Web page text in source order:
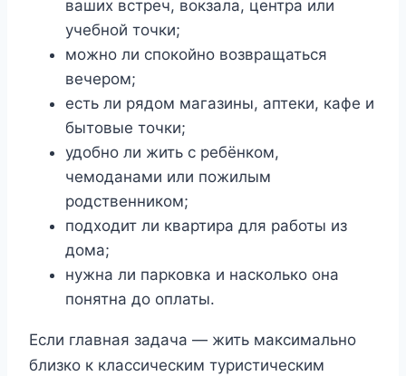
ваших встреч, вокзала, центра или
учебной точки;
можно ли спокойно возвращаться
вечером;
есть ли рядом магазины, аптеки, кафе и
бытовые точки;
удобно ли жить с ребёнком,
чемоданами или пожилым
родственником;
подходит ли квартира для работы из
дома;
нужна ли парковка и насколько она
понятна до оплаты.
Если главная задача — жить максимально
близко к классическим туристическим